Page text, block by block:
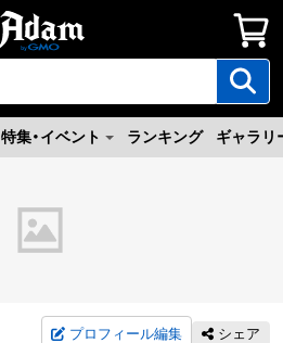
特集・イベント ランキング ギャラリ
プロフィール編集 シェア